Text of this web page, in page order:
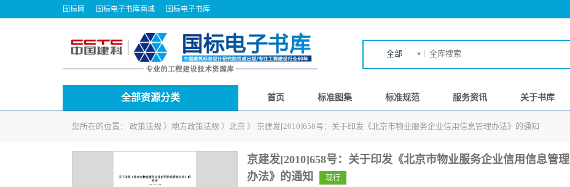
国标网 国标电子书库商城 国标电子书库
全部
全部资源分类 首页 标准图集 标准规范 服务资讯 关于书库
您所在的位置： 政策法规 〉 地方政策法规 〉 北京 〉 京建发[2010]658号：关于印发《北京市物业服务企业信用信息管理办法》的通知
京建发[2010]658号：关于印发《北京市物业服务企业信用信息管理
办法》的通知
现行